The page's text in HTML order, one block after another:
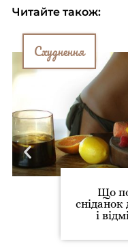
Читайте також:
Схуднення
Що
сніданок
і